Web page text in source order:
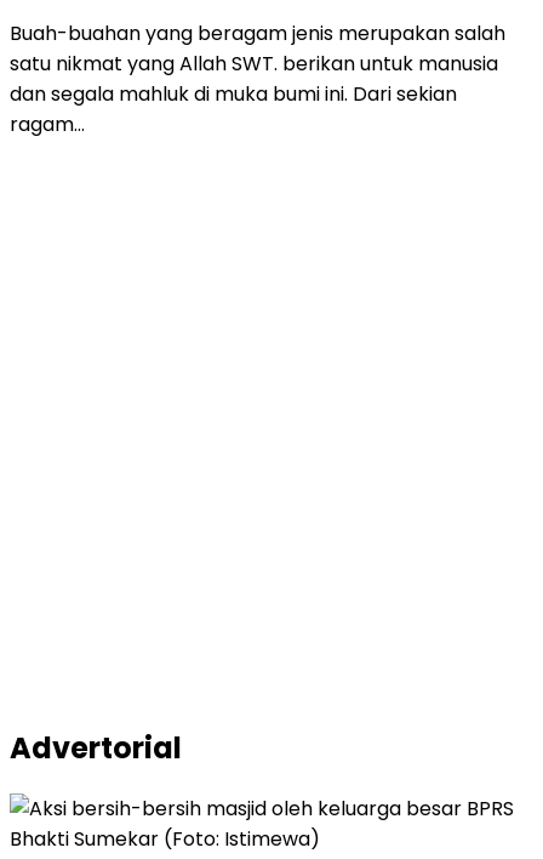
Buah-buahan yang beragam jenis merupakan salah
satu nikmat yang Allah SWT. berikan untuk manusia
dan segala mahluk di muka bumi ini. Dari sekian
ragam…
Advertorial